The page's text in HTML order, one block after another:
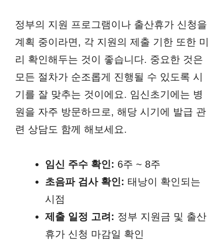
정부의 지원 프로그램이나 출산휴가 신청을
계획 중이라면, 각 지원의 제출 기한 또한 미
리 확인해두는 것이 좋습니다. 중요한 것은
모든 절차가 순조롭게 진행될 수 있도록 시
기를 잘 맞추는 것이에요. 임신초기에는 병
원을 자주 방문하므로, 해당 시기에 발급 관
련 상담도 함께 해보세요.
임신 주수 확인: 6주 ~ 8주
초음파 검사 확인: 태낭이 확인되는
시점
제출 일정 고려: 정부 지원금 및 출산
휴가 신청 마감일 확인